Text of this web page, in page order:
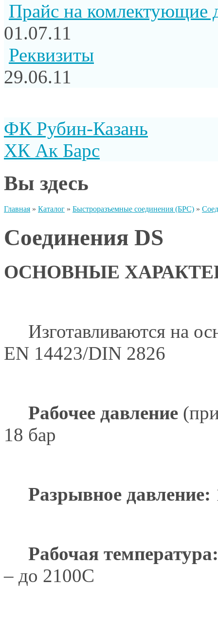
Прайс на комлектующие
01.07.11
Реквизиты
29.06.11
ФК Рубин-Казань
ХК Ак Барс
Вы здесь
Главная » Каталог » Быстроразъемные соединения (БРС) »
Соединения DS
ОСНОВНЫЕ
Изготавливаются на
EN 14423/DIN 2826
Рабочее давление
18 бар
Разрывное давление:
Рабочая температура:
– до 2100С